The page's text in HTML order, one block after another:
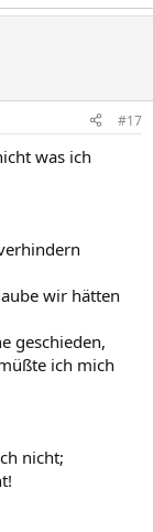
#17
was ich
wir hätten
geschieden,
ich mich
nicht;